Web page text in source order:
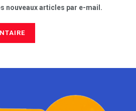
nouveaux articles par e-mail.